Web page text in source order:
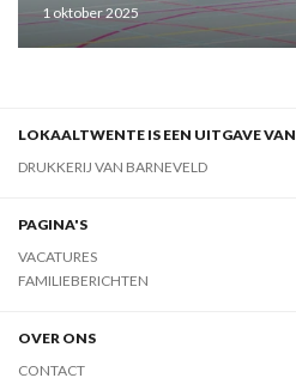
1 oktober 2025
LOKAALTWENTE IS EEN UITGAVE VAN
DRUKKERIJ VAN BARNEVELD
PAGINA'S
VACATURES
FAMILIEBERICHTEN
OVER ONS
CONTACT